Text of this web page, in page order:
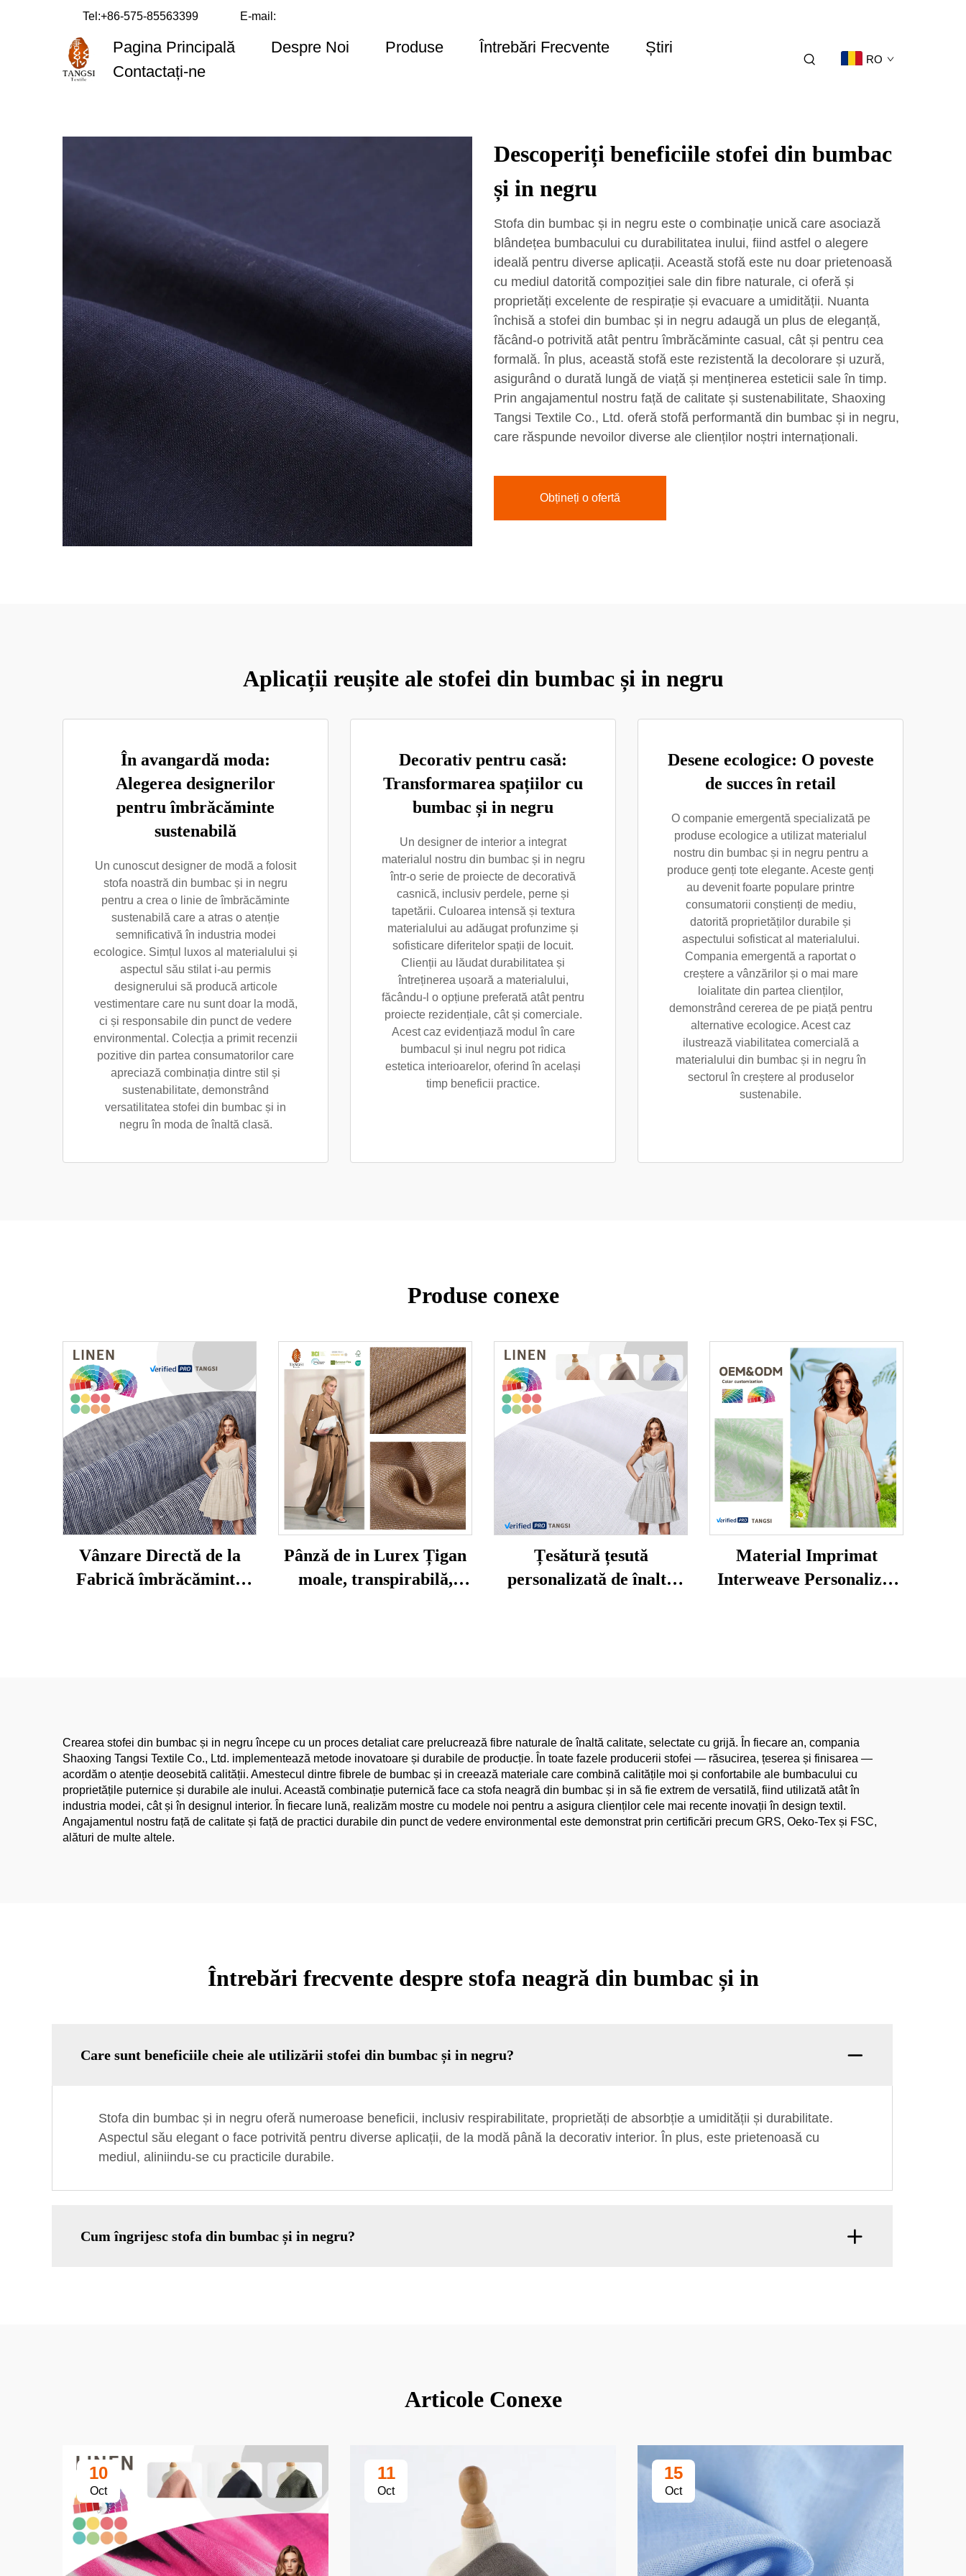
Tel:+86-575-85563399 E-mail:
Pagina Principală Despre Noi Produse Întrebări Frecvente
Știri
Contactați-ne
RO
Descoperiți beneficiile stofei din bumbac
și in negru
Stofa din bumbac și in negru este o combinație unică care asociază
blândețea bumbacului cu durabilitatea inului, fiind astfel o alegere
ideală pentru diverse aplicații. Această stofă este nu doar prietenoasă
cu mediul datorită compoziției sale din fibre naturale, ci oferă și
proprietăți excelente de respirație și evacuare a umidității. Nuanta
închisă a stofei din bumbac și in negru adaugă un plus de eleganță,
făcând-o potrivită atât pentru îmbrăcăminte casual, cât și pentru cea
formală. În plus, această stofă este rezistentă la decolorare și uzură,
asigurând o durată lungă de viață și menținerea esteticii sale în timp.
Prin angajamentul nostru față de calitate și sustenabilitate, Shaoxing
Tangsi Textile Co., Ltd. oferă stofă performantă din bumbac și in negru,
care răspunde nevoilor diverse ale clienților noștri internaționali.
Obțineți o ofertă
Aplicații reușite ale stofei din bumbac și in negru
În avangardă moda:
Alegerea designerilor
pentru îmbrăcăminte
sustenabilă
Un cunoscut designer de modă a folosit
stofa noastră din bumbac și in negru
pentru a crea o linie de îmbrăcăminte
sustenabilă care a atras o atenție
semnificativă în industria modei
ecologice. Simțul luxos al materialului și
aspectul său stilat i-au permis
designerului să producă articole
vestimentare care nu sunt doar la modă,
ci și responsabile din punct de vedere
environmental. Colecția a primit recenzii
pozitive din partea consumatorilor care
apreciază combinația dintre stil și
sustenabilitate, demonstrând
versatilitatea stofei din bumbac și in
negru în moda de înaltă clasă.
Decorativ pentru casă:
Transformarea spațiilor cu
bumbac și in negru
Un designer de interior a integrat
materialul nostru din bumbac și in negru
într-o serie de proiecte de decorativă
casnică, inclusiv perdele, perne și
tapetării. Culoarea intensă și textura
materialului au adăugat profunzime și
sofisticare diferitelor spații de locuit.
Clienții au lăudat durabilitatea și
întreținerea ușoară a materialului,
făcându-l o opțiune preferată atât pentru
proiecte rezidențiale, cât și comerciale.
Acest caz evidențiază modul în care
bumbacul și inul negru pot ridica
estetica interioarelor, oferind în același
timp beneficii practice.
Desene ecologice: O poveste
de succes în retail
O companie emergentă specializată pe
produse ecologice a utilizat materialul
nostru din bumbac și in negru pentru a
produce genți tote elegante. Aceste genți
au devenit foarte populare printre
consumatorii conștienți de mediu,
datorită proprietăților durabile și
aspectului sofisticat al materialului.
Compania emergentă a raportat o
creștere a vânzărilor și o mai mare
loialitate din partea clienților,
demonstrând cererea de pe piață pentru
alternative ecologice. Acest caz
ilustrează viabilitatea comercială a
materialului din bumbac și in negru în
sectorul în creștere al produselor
sustenabile.
Produse conexe
Vânzare Directă de la
Fabrică îmbrăcăminte
Pânză de in Lurex Țigan
moale, transpirabilă,
Țesătură țesută
personalizată de înaltă
Material Imprimat
Interweave Personalizat
Crearea stofei din bumbac și in negru începe cu un proces detaliat care prelucrează fibre naturale de înaltă calitate, selectate cu grijă. În fiecare an, compania
Shaoxing Tangsi Textile Co., Ltd. implementează metode inovatoare și durabile de producție. În toate fazele producerii stofei — răsucirea, țeserea și finisarea —
acordăm o atenție deosebită calității. Amestecul dintre fibrele de bumbac și in creează materiale care combină calitățile moi și confortabile ale bumbacului cu
proprietățile puternice și durabile ale inului. Această combinație puternică face ca stofa neagră din bumbac și in să fie extrem de versatilă, fiind utilizată atât în
industria modei, cât și în designul interior. În fiecare lună, realizăm mostre cu modele noi pentru a asigura clienților cele mai recente inovații în design textil.
Angajamentul nostru față de calitate și față de practici durabile din punct de vedere environmental este demonstrat prin certificări precum GRS, Oeko-Tex și FSC,
alături de multe altele.
Întrebări frecvente despre stofa neagră din bumbac și in
Care sunt beneficiile cheie ale utilizării stofei din bumbac și in negru?
Stofa din bumbac și in negru oferă numeroase beneficii, inclusiv respirabilitate, proprietăți de absorbție a umidității și durabilitate.
Aspectul său elegant o face potrivită pentru diverse aplicații, de la modă până la decorativ interior. În plus, este prietenoasă cu
mediul, aliniindu-se cu practicile durabile.
Cum îngrijesc stofa din bumbac și in negru?
Articole Conexe
10
Oct
11
Oct
15
Oct